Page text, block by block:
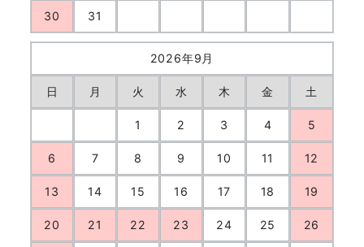
30 31
2026年9月
日 月 火 水 木 金 土
1 2 3 4 5
6 7 8 9 10 11 12
13 14 15 16 17 18 19
20 21 22 23 24 25 26